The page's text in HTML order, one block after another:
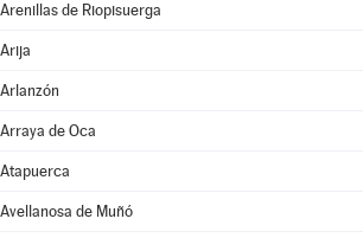
Arenillas de Riopisuerga
Arija
Arlanzón
Arraya de Oca
Atapuerca
Avellanosa de Muñó